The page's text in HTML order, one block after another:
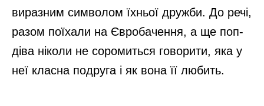
виразним символом їхньої дружби. До речі,
разом поїхали на Євробачення, а ще поп-
діва ніколи не соромиться говорити, яка у
неї класна подруга і як вона її любить.